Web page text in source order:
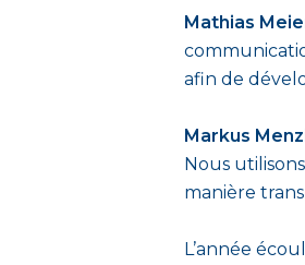
Mathias
afin de
Markus
Nous
manière
L’année